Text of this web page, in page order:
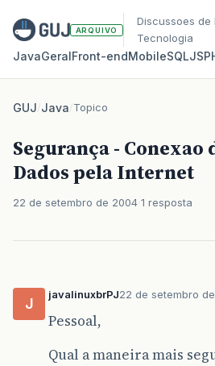
ARQUIVO
Discussoes de
Tecnologia
JavaGeralFront‑endMobileSQLJS
GUJ/Java/Topico
Segurança - Conexao
Dados pela Internet
22 de setembro de 2004 1 resposta
J
javalinuxbrPJ22 de setembro
Pessoal,
Qual a maneira mais